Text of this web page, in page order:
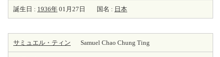
誕生日 : 1936年 01月27日 国名 : 日本
サミュエル・ティン Samuel Chao Chung Ting